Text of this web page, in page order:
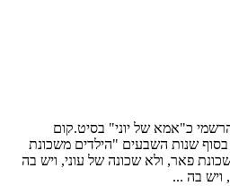
כ"אמא של יוני" בסיט.קום
בסוף שנות השבעים "הילדים משכונת
פאר, ולא שכונה של עוני, ויש בה
ויש בה ...